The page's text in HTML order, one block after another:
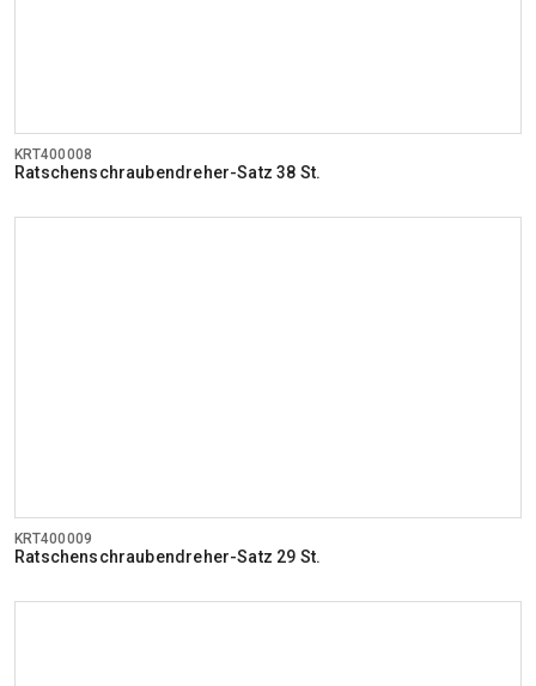
KRT400008
Ratschenschraubendreher-Satz 38 St.
KRT400009
Ratschenschraubendreher-Satz 29 St.